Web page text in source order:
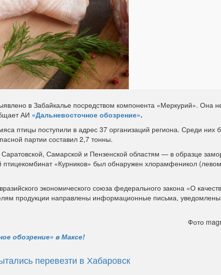
в Забайкалье посредством компонента «Меркурий». Она
АИ «Дальневосточное обозрение».
птицы поступили в адрес 37 организаций региона. Среди них
партии составил 2,7 тонны.
Самарской и Пензенской областям — в образце
«Курников» был обнаружен хлорамфеникол
экономического союза федерального закона «О
продукции направлены информационные письма,
Фото
обозрение» в Максе!
перевезти в Хабаровск